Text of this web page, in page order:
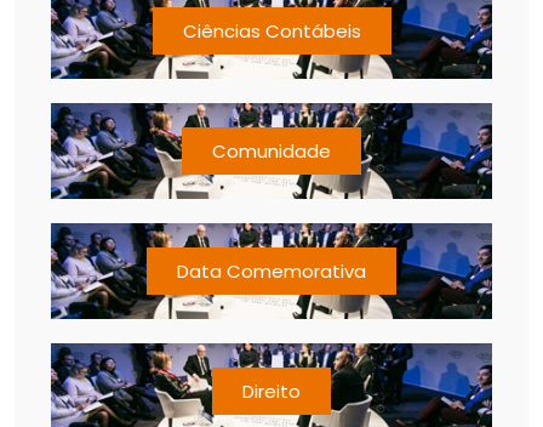
Ciências Contábeis
Comunidade
Data Comemorativa
Direito